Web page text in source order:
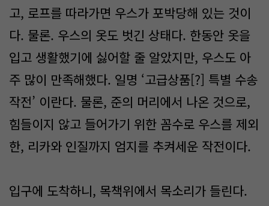
고, 로프를 따라가면 우스가 포박당해 있는 것이
다. 물론. 우스의 옷도 벗긴 상태다. 한동안 옷을
입고 생활했기에 싫어할 줄 알았지만, 우스도 아
주 많이 만족해했다. 일명 ‘고급상품[?] 특별 수송
작전’ 이란다. 물론, 준의 머리에서 나온 것으로,
힘들이지 않고 들어가기 위한 꼼수로 우스를 제외
한, 리카와 인질까지 엄지를 추켜세운 작전이다.
입구에 도착하니, 목책위에서 목소리가 들린다.